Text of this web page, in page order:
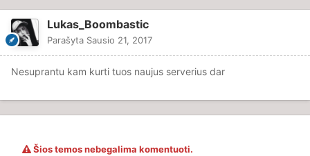
Lukas_Boombastic
Parašyta Sausio 21, 2017
Nesuprantu kam kurti tuos naujus serverius dar
Šios temos nebegalima komentuoti.